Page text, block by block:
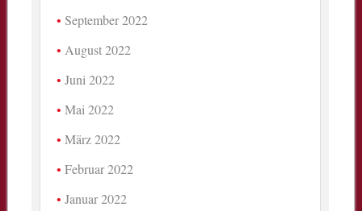
September 2022
August 2022
Juni 2022
Mai 2022
März 2022
Februar 2022
Januar 2022